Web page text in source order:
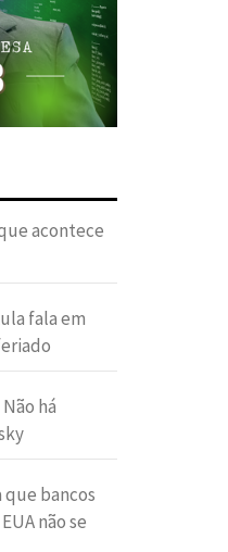
acontece
fala em
há
que bancos
não se